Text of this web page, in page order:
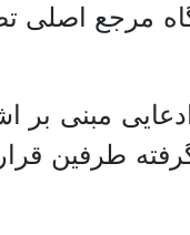
مرجع
مبنی بر
طرفین